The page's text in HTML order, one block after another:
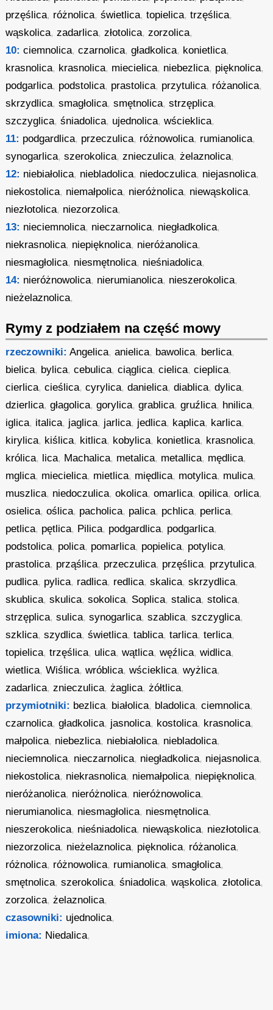
przęślica, różnolica,świetlica,topielica,trzęślica,
wąskolica,zadarlica,złotolica,zorzolica,
10: ciemnolica,czarnolica,gładkolica, konietlica,
krasnolica, krasnolica, miecielica, niebezlica, pięknolica,
podgarlica, podstolica, prastolica, przytulica, różanolica,
skrzydlica,smagłolica,smętnolica,strzęplica,
szczyglica,śniadolica, ujednolica,wścieklica,
11: podgardlica, przeczulica, różnowolica, rumianolica,
synogarlica,szerokolica,znieczulica,żelaznolica,
12: niebiałolica, niebladolica, niedoczulica, niejasnolica,
niekostolica, niemałpolica, nieróżnolica, niewąskolica,
niezłotolica, niezorzolica,
13: nieciemnolica, nieczarnolica, niegładkolica,
niekrasnolica, niepięknolica, nieróżanolica,
niesmagłolica, niesmętnolica, nieśniadolica,
14: nieróżnowolica, nierumianolica, nieszerokolica,
nieżelaznolica,
Rymy z podziałem na część mowy
rzeczowniki: Angelica,anielica, bawolica, berlica,
bielica, bylica,cebulica,ciąglica,cielica,cieplica,
cierlica,cieślica,cyrylica,danielica,diablica,dylica,
dzierlica,głagolica,gorylica,grablica,gruźlica, hnilica,
iglica, italica, jaglica, jarlica, jedlica, kaplica, karlica,
kirylica, kiślica, kitlica, kobylica, konietlica, krasnolica,
królica, lica, Machalica, metalica, metallica, mędlica,
mglica, miecielica, mietlica, międlica, motylica, mulica,
muszlica, niedoczulica,okolica,omarlica,opilica,orlica,
osielica,oślica, pacholica, palica, pchlica, perlica,
petlica, pętlica, Pilica, podgardlica, podgarlica,
podstolica, polica, pomarlica, popielica, potylica,
prastolica, prząślica, przeczulica, przęślica, przytulica,
pudlica, pylica, radlica, redlica,skalica,skrzydlica,
skublica,skulica,sokolica, Soplica,stalica,stolica,
strzęplica,sulica,synogarlica,szablica,szczyglica,
szklica,szydlica,świetlica,tablica,tarlica,terlica,
topielica,trzęślica, ulica,wątlica,węźlica,widlica,
wietlica,Wiślica,wróblica,wścieklica,wyżlica,
zadarlica,znieczulica,żaglica,żółtlica,
przymiotniki: bezlica, białolica, bladolica,ciemnolica,
czarnolica,gładkolica, jasnolica, kostolica, krasnolica,
małpolica, niebezlica, niebiałolica, niebladolica,
nieciemnolica, nieczarnolica, niegładkolica, niejasnolica,
niekostolica, niekrasnolica, niemałpolica, niepięknolica,
nieróżanolica, nieróżnolica, nieróżnowolica,
nierumianolica, niesmagłolica, niesmętnolica,
nieszerokolica, nieśniadolica, niewąskolica, niezłotolica,
niezorzolica, nieżelaznolica, pięknolica, różanolica,
różnolica, różnowolica, rumianolica,smagłolica,
smętnolica,szerokolica,śniadolica,wąskolica,złotolica,
zorzolica,żelaznolica,
czasowniki: ujednolica,
imiona: Niedalica,